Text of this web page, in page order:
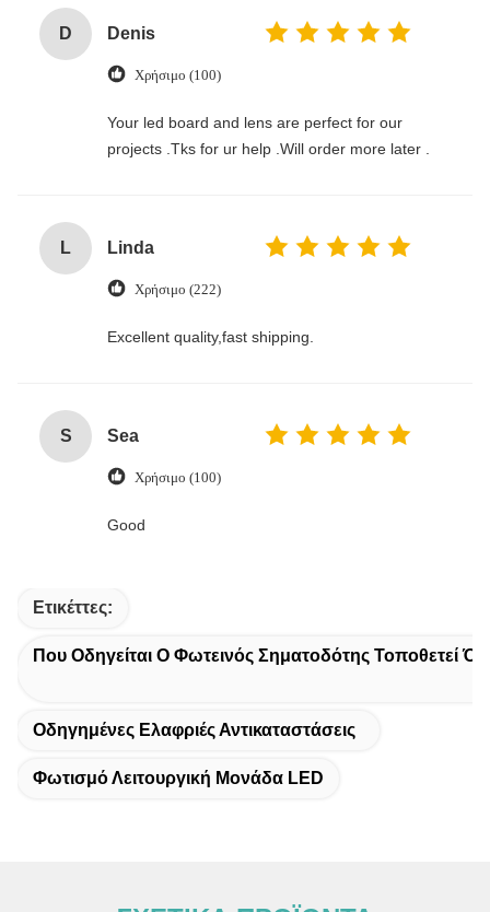
D Denis
Χρήσιμο (100)
Your led board and lens are perfect for our
projects .Tks for ur help .Will order more later .
L Linda
Χρήσιμο (222)
Excellent quality,fast shipping.
S Sea
Χρήσιμο (100)
Good
Ετικέττες:
Που Οδηγείται Ο Φωτεινός Σηματοδότης Τοποθετεί
Οδηγημένες Ελαφριές Αντικαταστάσεις
Φωτισμό Λειτουργική Μονάδα LED